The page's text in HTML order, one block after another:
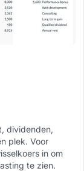
dividenden,
plek. Voor
in om
te zien.